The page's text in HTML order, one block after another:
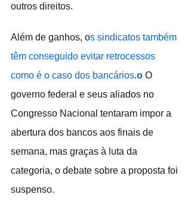
outros direitos.
Além de ganhos, os sindicatos também
têm conseguido evitar retrocessos
como é o caso dos bancários.o O
governo federal e seus aliados no
Congresso Nacional tentaram impor a
abertura dos bancos aos finais de
semana, mas graças à luta da
categoria, o debate sobre a proposta foi
suspenso.